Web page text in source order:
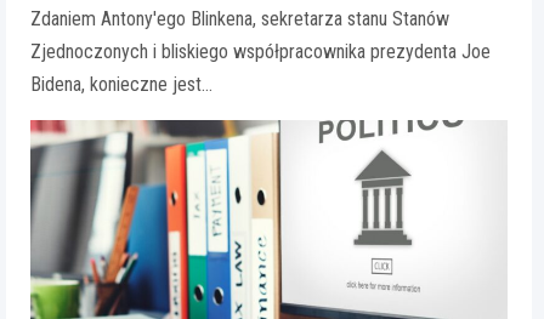
Zdaniem Antony'ego Blinkena, sekretarza stanu Stanów
Zjednoczonych i bliskiego współpracownika prezydenta Joe
Bidena, konieczne jest…